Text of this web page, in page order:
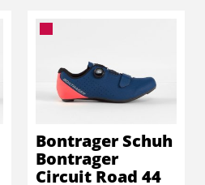
Bontrager Schuh
Bontrager
Circuit Road 44